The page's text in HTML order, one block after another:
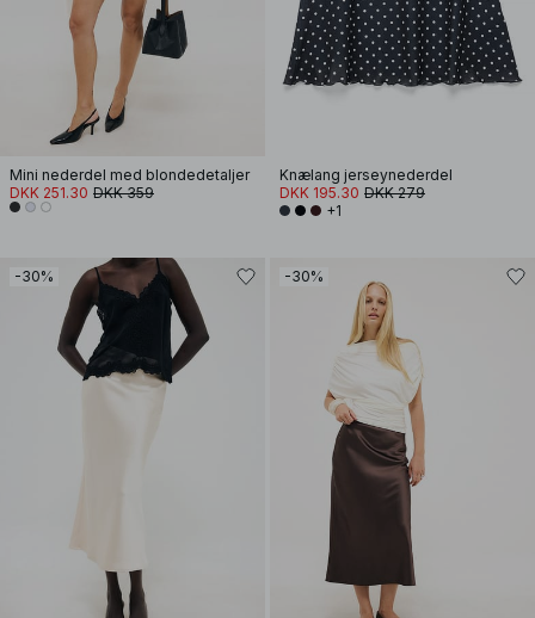
Mini nederdel med blondedetaljer
DKK 251.30 DKK 359
Knælang jerseynederdel
DKK 195.30 DKK 279
+1
-30% -30%